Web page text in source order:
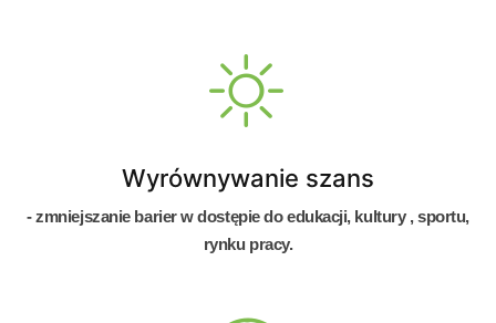
Wyrównywanie szans
- zmniejszanie barier w dostępie do edukacji, kultury , sportu,
rynku pracy.